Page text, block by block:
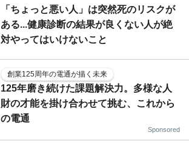
「ちょっと悪い人」は突然死のリスクが
ある...健康診断の結果が良くない人が絶
対やってはいけないこと
創業125周年の電通が描く未来
125年磨き続けた課題解決力。多様な人
財の才能を掛け合わせて挑む、これから
の電通
Sponsored